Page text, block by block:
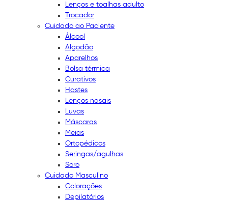
Lenços e toalhas adulto
Trocador
Cuidado ao Paciente
Álcool
Algodão
Aparelhos
Bolsa térmica
Curativos
Hastes
Lenços nasais
Luvas
Máscaras
Meias
Ortopédicos
Seringas/agulhas
Soro
Cuidado Masculino
Colorações
Depilatórios